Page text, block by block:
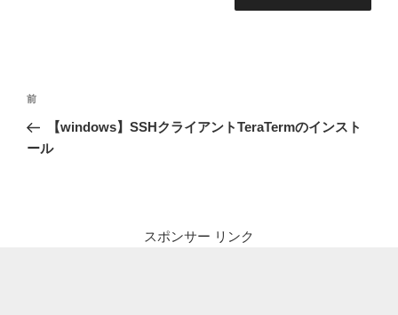
投
ナ
前
の
前
【windows】SSHクライアントTeraTermのインスト
ール
スポンサー リンク